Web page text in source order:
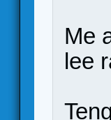
Me
lee